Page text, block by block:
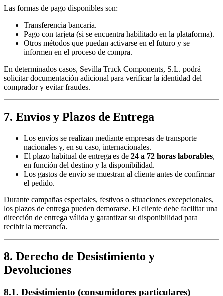
Las formas de pago disponibles son:
Transferencia bancaria.
Pago con tarjeta (si se encuentra habilitado en la plataforma).
Otros métodos que puedan activarse en el futuro y se
informen en el proceso de compra.
En determinados casos, Sevilla Truck Components, S.L. podrá
solicitar documentación adicional para verificar la identidad del
comprador y evitar fraudes.
7. Envíos y Plazos de Entrega
Los envíos se realizan mediante empresas de transporte
nacionales y, en su caso, internacionales.
El plazo habitual de entrega es de 24 a 72 horas laborables,
en función del destino y la disponibilidad.
Los gastos de envío se muestran al cliente antes de confirmar
el pedido.
Durante campañas especiales, festivos o situaciones excepcionales,
los plazos de entrega pueden demorarse. El cliente debe facilitar una
dirección de entrega válida y garantizar su disponibilidad para
recibir la mercancía.
8. Derecho de Desistimiento y
Devoluciones
8.1. Desistimiento (consumidores particulares)